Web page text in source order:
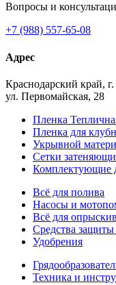
Вопросы и
+7 (988) 557-65-08
Адрес
Краснодарский край,
ул. Первомайская, 28
Пленка
Пленка для
Укрывной
Сетки
Комплектующие
Всё для полива
Насосы и
Всё для
Средства защиты
Удобрения
Техника и